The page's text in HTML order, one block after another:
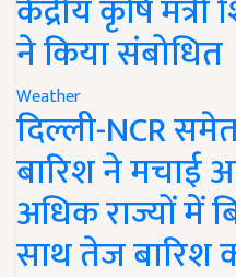
केंद्रीय कृषि
ने किया संबोधित
Weather
दिल्ली-NCR
बारिश ने मचाई
अधिक राज्यों
साथ तेज बारिश